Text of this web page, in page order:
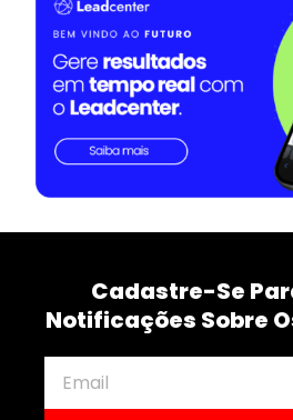
Cadastre-Se
Notificações Sobre